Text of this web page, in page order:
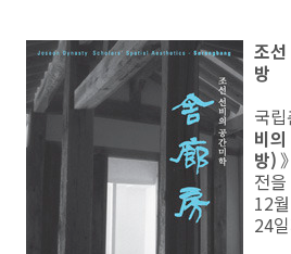
조
방
국
비
방)
전
12
24